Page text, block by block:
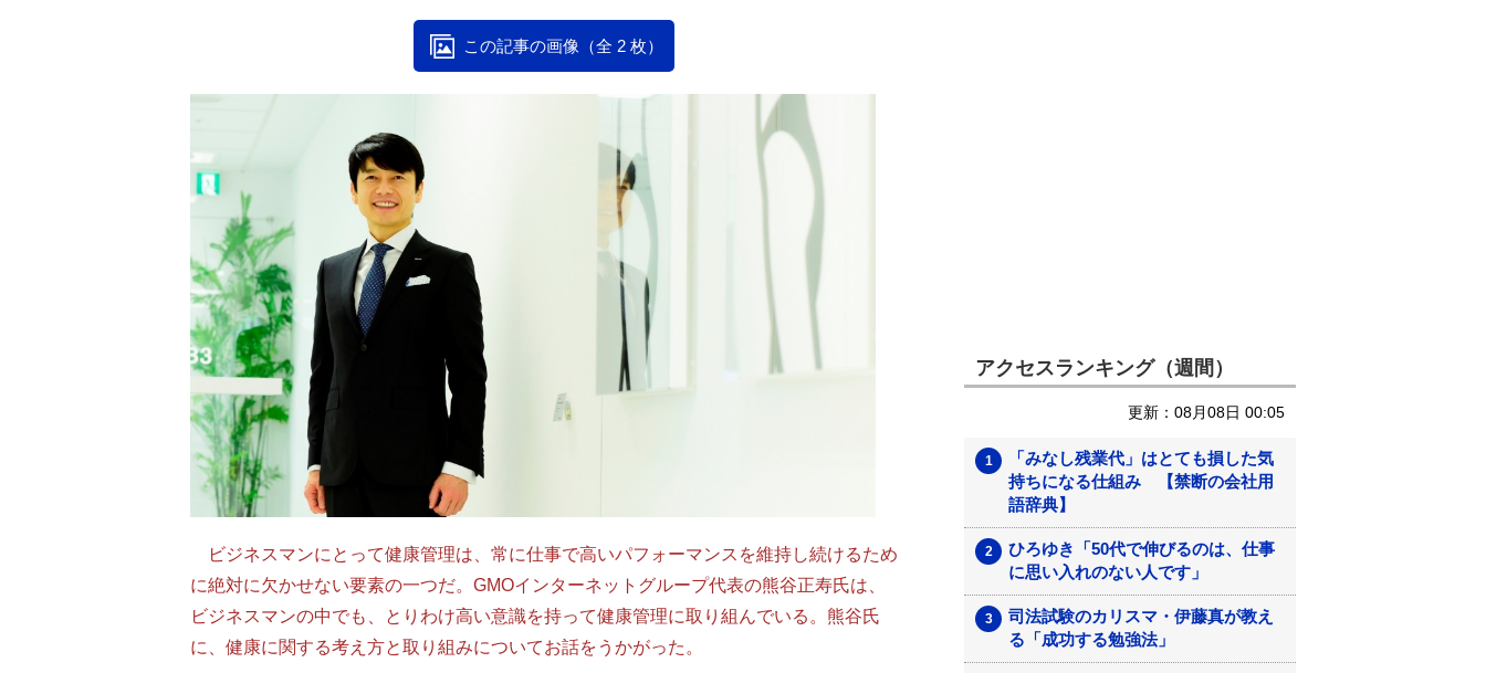
この記事の画像（全 2 枚）
ビジネスマンにとって健康管理は、常に仕事で高いパフォーマンスを維持し続けるため
に絶対に欠かせない要素の一つだ。GMOインターネットグループ代表の熊谷正寿氏は、
ビジネスマンの中でも、とりわけ高い意識を持って健康管理に取り組んでいる。熊谷氏
に、健康に関する考え方と取り組みについてお話をうかがった。
アクセスランキング（週間）
更新：08月08日 00:05
「みなし残業代」はとても損した気
持ちになる仕組み 【禁断の会社用
語辞典】
ひろゆき「50代で伸びるのは、仕事
に思い入れのない人です」
司法試験のカリスマ・伊藤真が教え
る「成功する勉強法」